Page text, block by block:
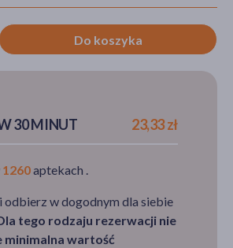
Do koszyka
30 MINUT 23,33 zł
1260aptekach .
odbierz w dogodnym dla siebie
tego rodzaju rezerwacji nie
minimalna wartość